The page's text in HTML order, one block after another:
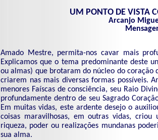
UM PONTO DE VISTA
Arcanjo
Amado Mestre, permita-nos cavar mais
Explicamos que o tema predominante deste
ou almas) que brotaram do núcleo do coração
criarem nas mais diversas formas possíveis.
menores Faíscas de consciência, seu Raio
profundamente dentro de seu Sagrado
Em muitas vidas, este ardente desejo o
coisas maravilhosas, em outras vidas, criou
riqueza, poder ou realizações mundanas
sua alma.